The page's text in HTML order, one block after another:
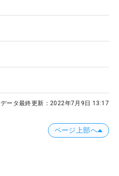
データ最終更新： 2022年7月9日 13:17
ページ上部へ